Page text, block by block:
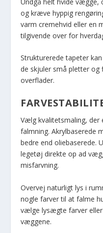
og kræve hyppig
varm cremehvid eller en
tilgivende over for
Strukturerede tapeter
de skjuler små pletter og
overflader.
Vælg kvalitetsmaling,
falmning. Akrylbaserede
bedre end oliebaserede.
legetøj direkte op ad
misfarvning.
Overvej naturligt lys i
nogle farver til at falme
vælge lysægte farver
væggene.